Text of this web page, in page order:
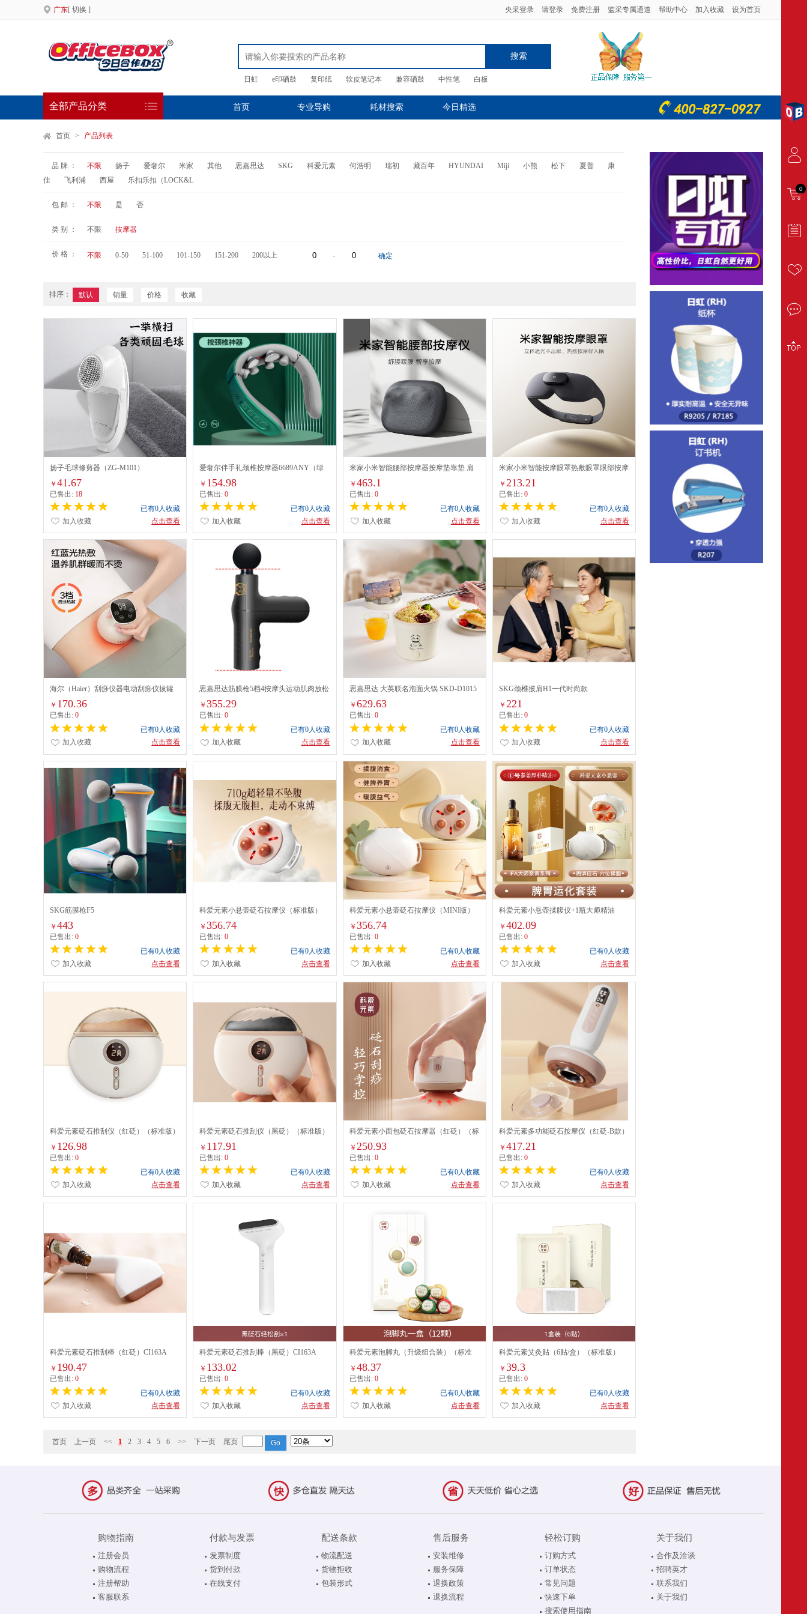
央采登录 请登录 免费注册 监采专属通道 帮助中心 加入收藏 设为首页
广东[ 切换 ]
搜索
日虹 e印硒鼓 复印纸 软皮笔记本 兼容硒鼓 中性笔 白板
全部产品分类 首页 专业导购 耗材搜索 今日精选
首页 > 产品列表
品 牌 ： 不限 扬子 爱奢尔 米家 其他 思嘉思达 SKG 科爱元素 何浩明 瑞初 藏百年 HYUNDAI Miji 小熊 松下 夏普
康
佳
飞利浦 西屋 乐扣乐扣（LOCK&L
包 邮 ： 不限 是 否
类 别 ： 不限 按摩器
价 格 ： 不限 0-50 51-100 101-150 151-200 200以上 - 确定
排序： 默认 销量 价格 收藏
扬子毛球修剪器（ZG-M101）
￥ 41.67
已售出: 18
已有0人收藏
点击查看
加入收藏
爱奢尔伴手礼颈椎按摩器6689ANY（绿
色）
￥ 154.98
已售出:0
已有0人收藏
点击查看
加入收藏
米家小米智能腰部按摩器按摩垫靠垫 肩
腿背部颈椎按摩仪器揉捏热敷便携
￥ 463.1
已售出: 0
已有0人收藏
点击查看
加入收藏
米家小米智能按摩眼罩热敷眼罩眼部按摩
仪眼睛按摩仪疲劳舒缓神器护眼仪 父亲
节礼物推荐
￥ 213.21
已售出: 0
已有0人收藏
点击查看
加入收藏
海尔（Haier）刮痧仪器电动刮痧仪拔罐
器家用经络疏通板刷一体机热敷全身按摩
仪HHZ-G101H
￥ 170.36
已售出: 0
已有0人收藏
点击查看
加入收藏
思嘉思达筋膜枪5档4按摩头运动肌肉放松
大容量电池长续航大英博物馆联名
￥355.29
已售出:0
已有0人收藏
点击查看
加入收藏
思嘉思达 大英联名泡面火锅 SKD-D1015
（安德森猫）
￥ 629.63
已售出: 0
已有0人收藏
点击查看
加入收藏
SKG颈椎披肩H1一代时尚款
￥ 221
已售出: 0
已有0人收藏
点击查看
加入收藏
SKG筋膜枪F5
￥ 443
已售出: 0
已有0人收藏
点击查看
加入收藏
科爱元素小悬壶砭石按摩仪（标准版）
￥356.74
已售出:0
已有0人收藏
点击查看
加入收藏
科爱元素小悬壶砭石按摩仪（MINI版）
￥ 356.74
已售出: 0
已有0人收藏
点击查看
加入收藏
科爱元素小悬壶揉腹仪+1瓶大师精油
￥ 402.09
已售出: 0
已有0人收藏
点击查看
加入收藏
科爱元素砭石推刮仪（红砭）（标准版）
￥ 126.98
已售出: 0
已有0人收藏
点击查看
加入收藏
科爱元素砭石推刮仪（黑砭）（标准版）
￥ 117.91
已售出:0
已有0人收藏
点击查看
加入收藏
科爱元素小面包砭石按摩器（红砭）（标
￥ 250.93
已售出: 0
已有0人收藏
点击查看
加入收藏
科爱元素多功能砭石按摩仪（红砭-B款）
￥ 417.21
已售出: 0
已有0人收藏
点击查看
加入收藏
科爱元素砭石推刮棒（红砭）CI163A
￥ 190.47
已售出: 0
已有0人收藏
点击查看
加入收藏
科爱元素砭石推刮棒（黑砭）CI163A
￥ 133.02
已售出:0
已有0人收藏
点击查看
加入收藏
科爱元素泡脚丸（升级组合装）（标准
版）CI3010A
￥ 48.37
已售出: 0
已有0人收藏
点击查看
加入收藏
科爱元素艾灸贴（6贴/盒）（标准版）
CI3029A
￥ 39.3
已售出: 0
已有0人收藏
点击查看
加入收藏
首页 上一页 << 1 2 3 4 5 6 >> 下一页 尾页
购物指南
注册会员
购物流程
注册帮助
客服联系
付款与发票
发票制度
货到付款
在线支付
配送条款
物流配送
货物拒收
包装形式
售后服务
安装维修
服务保障
退换政策
退换流程
轻松订购
订购方式
订单状态
常见问题
快速下单
搜索使用指南
关于我们
合作及洽谈
招聘英才
联系我们
关于我们
0